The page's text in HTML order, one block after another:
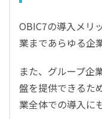
OBIC7の導入メリ
業まであらゆる企
また、グループ企
盤を提供できるた
業全体での導入に